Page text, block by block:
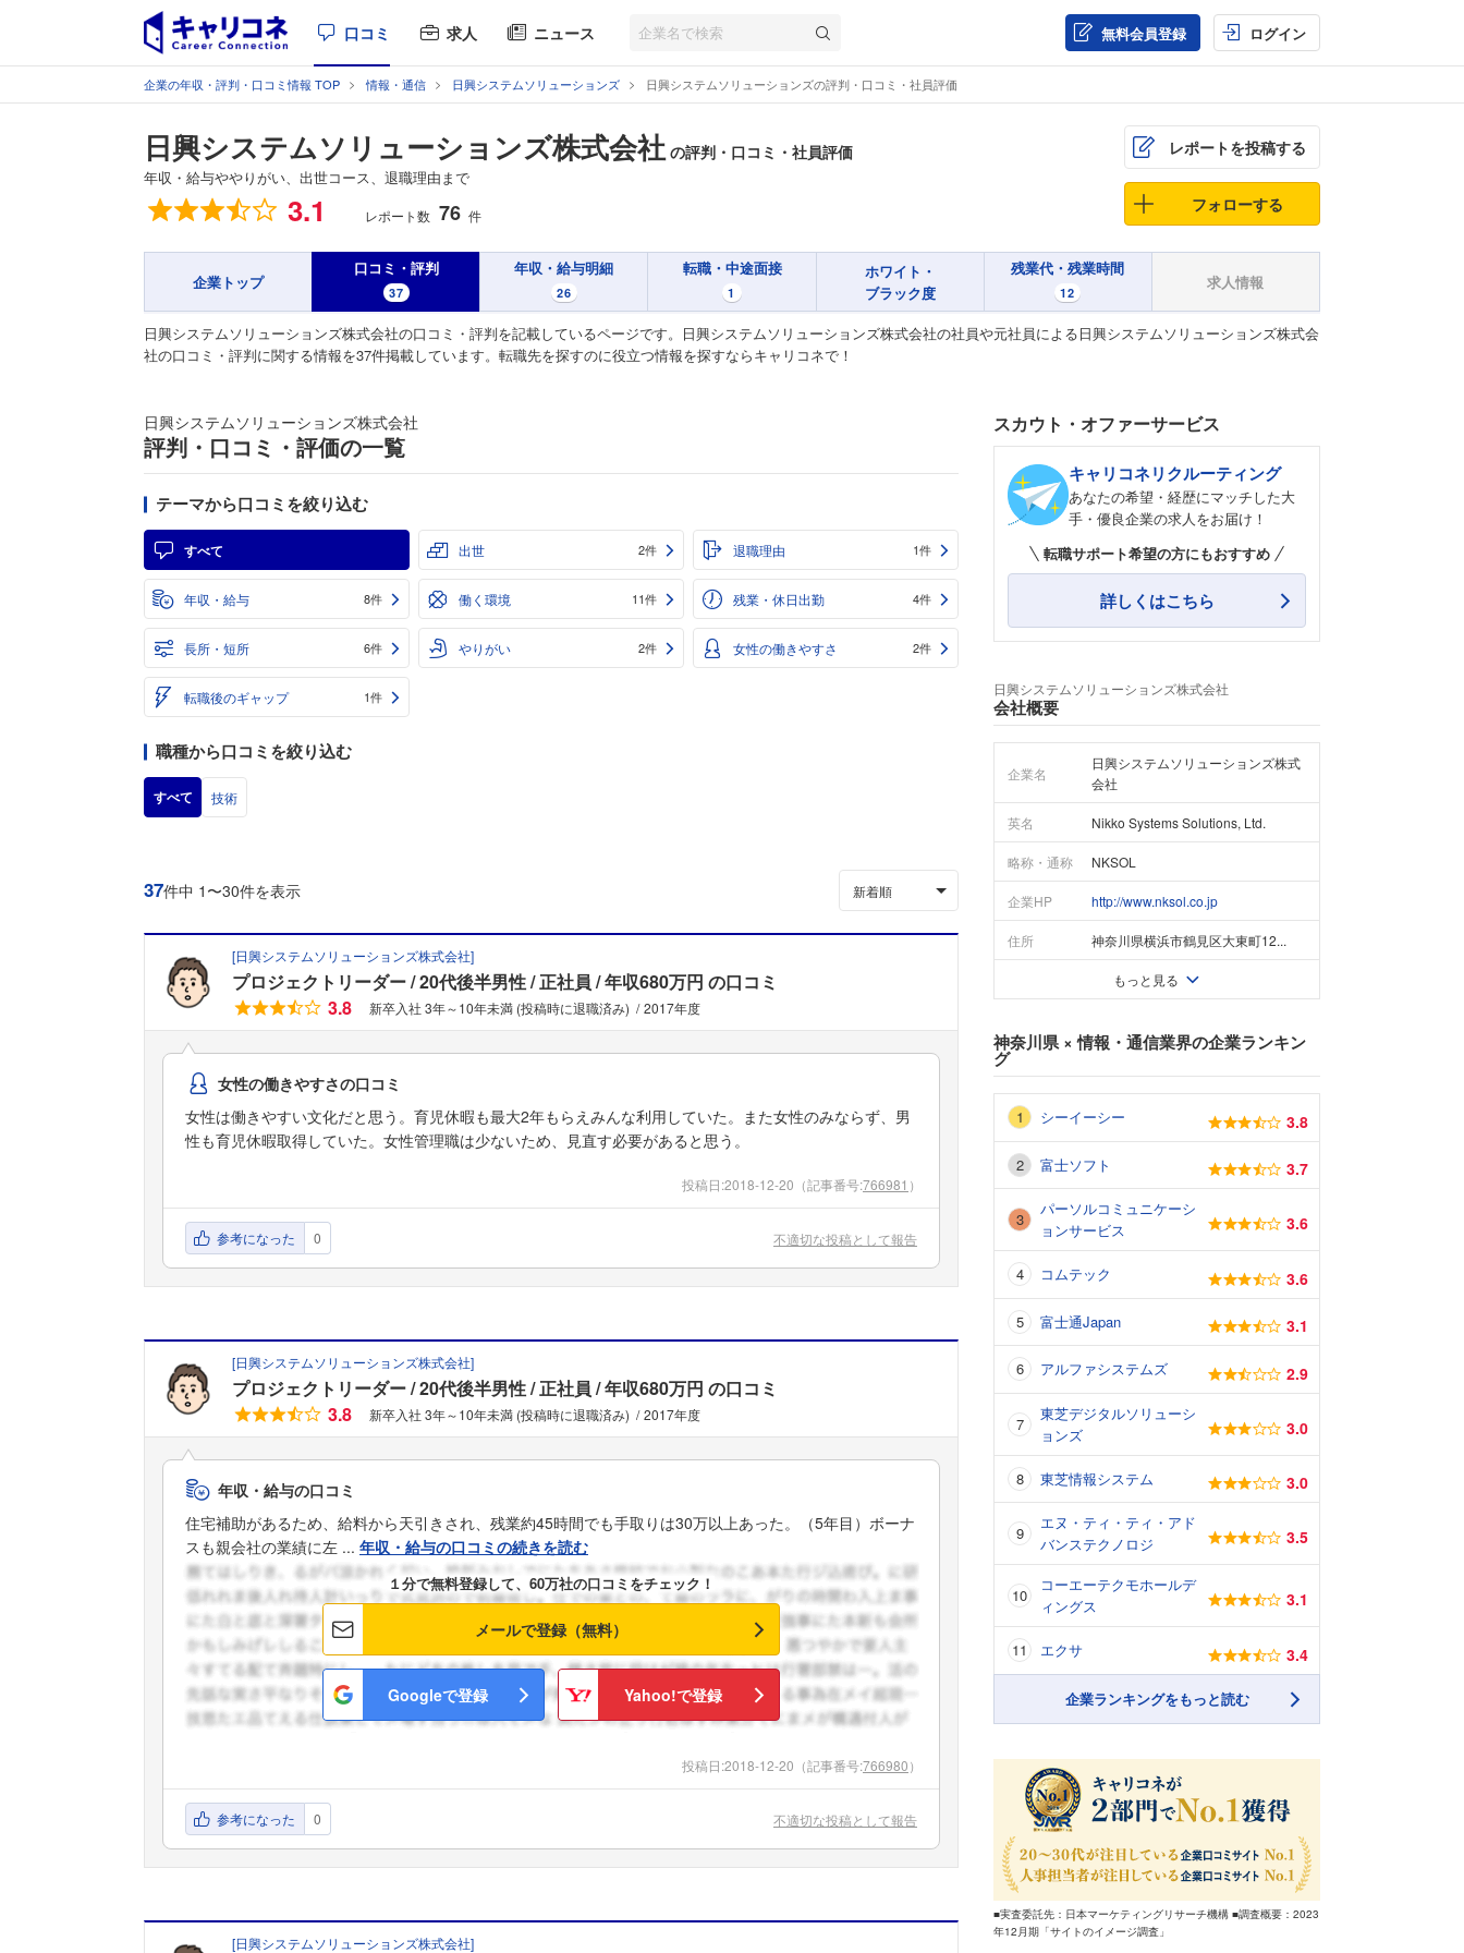
口コミ 求人 ニュース 無料会員登録 ログイン
企業の年収・評判・口コミ情報 TOP 情報・通信 日興システムソリューションズ 日興システムソリューションズの評判・口コミ・社員評価
日興システムソリューションズ株式会社 の評判・口コミ・社員評価
年収・給与ややりがい、出世コース、退職理由まで
総合評価 3.1 レポート数 76 件
レポートを投稿する
フォローする
企業トップ
口コミ・評判
37
年収・給与明細
26
転職・中途面接
1
ホワイト・
ブラック度
残業代・残業時間
12
求人情報
日興システムソリューションズ株式会社の口コミ・評判を記載しているページです。日興システムソリューションズ株式会社の社員や元社員による日興システムソリューションズ株式会
社の口コミ・評判に関する情報を37件掲載しています。転職先を探すのに役立つ情報を探すならキャリコネで！
日興システムソリューションズ株式会社
評判・口コミ・評価の一覧
テーマから口コミを絞り込む
すべて 出世 2件 退職理由 1件
年収・給与 8件 働く環境 11件 残業・休日出勤 4件
長所・短所 6件 やりがい 2件 女性の働きやすさ 2件
転職後のギャップ 1件
職種から口コミを絞り込む
すべて 技術
37件中 1〜30件を表示 新着順
[日興システムソリューションズ株式会社]
プロジェクトリーダー 20代後半男性 正社員 年収680万円 の口コミ
3.8
新卒入社 3年～10年未満 (投稿時に退職済み) 2017年度
女性の働きやすさの口コミ
女性は働きやすい文化だと思う。育児休暇も最大2年もらえみんな利用していた。また女性のみならず、男
性も育児休暇取得していた。女性管理職は少ないため、見直す必要があると思う。
投稿日:2018-12-20 （記事番号:766981 ）
参考になった 0 不適切な投稿として報告
[日興システムソリューションズ株式会社]
プロジェクトリーダー 20代後半男性 正社員 年収680万円 の口コミ
3.8
新卒入社 3年～10年未満 (投稿時に退職済み) 2017年度
年収・給与の口コミ
住宅補助があるため、給料から天引きされ、残業約45時間でも手取りは30万以上あった。（5年目）ボーナ
スも親会社の業績に左 ... 年収・給与の口コミの続きを読む
１分で無料登録して、60万社の口コミをチェック！
メールで登録（無料）
Googleで登録 Yahoo!で登録
投稿日:2018-12-20 （記事番号:766980）
参考になった 0 不適切な投稿として報告
[日興システムソリューションズ株式会社]
スカウト・オファーサービス
キャリコネリクルーティング
あなたの希望・経歴にマッチした大
手・優良企業の求人をお届け！
転職サポート希望の方にもおすすめ
詳しくはこちら
日興システムソリューションズ株式会社
会社概要
企業名
日興システムソリューションズ株式
会社
英名 Nikko Systems Solutions, Ltd.
略称・通称 NKSOL
企業HP http://www.nksol.co.jp
住所 神奈川県横浜市鶴見区大東町12...
もっと見る
神奈川県×情報・通信業界の企業ランキン
グ
シーイーシー 3.8
富士ソフト 3.7
パーソルコミュニケーシ
ョンサービス
3.6
コムテック 3.6
富士通Japan 3.1
アルファシステムズ 2.9
東芝デジタルソリューシ
ョンズ
3.0
東芝情報システム 3.0
エヌ・ティ・ティ・アド
バンステクノロジ
3.5
コーエーテクモホールデ
ィングス
3.1
エクサ 3.4
企業ランキングをもっと読む
■実査委託先：日本マーケティングリサーチ機構 ■調査概要：2023
年12月期「サイトのイメージ調査」